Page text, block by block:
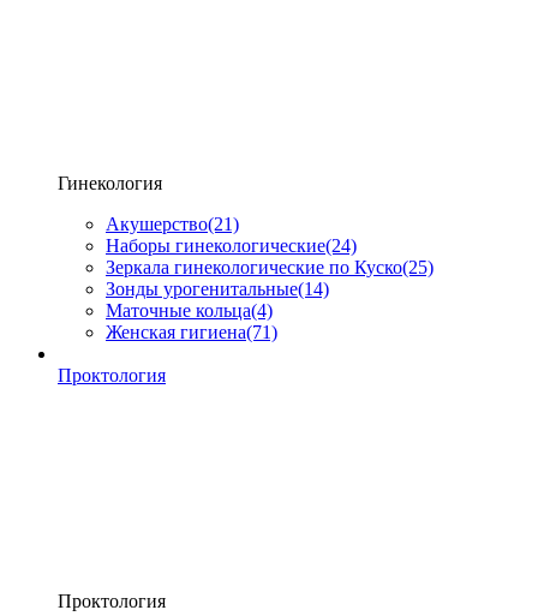
Гинекология
Акушерство(21)
Наборы гинекологические(24)
Зеркала гинекологические по Куско(25)
Зонды урогенитальные(14)
Маточные кольца(4)
Женская гигиена(71)
Проктология
Проктология